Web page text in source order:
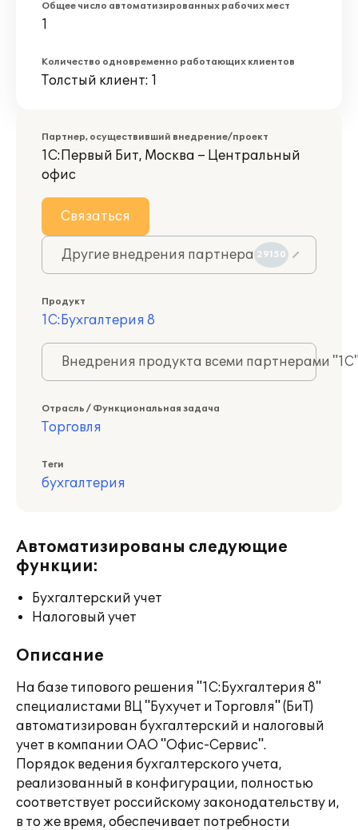
Общее число автоматизированных рабочих мест
1
Количество одновременно работающих клиентов
Толстый клиент: 1
Партнер, осуществивший внедрение/проект
1С:Первый Бит, Москва – Центральный
офис
Связаться
Другие внедрения партнера 29150
Продукт
1С:Бухгалтерия 8
Внедрения продукта всеми партнерами
Отрасль / Функциональная задача
Торговля
Теги
бухгалтерия
Автоматизированы следующие
функции:
Бухгалтерский учет
Налоговый учет
Описание
На базе типового решения "1С:Бухгалтерия 8"
специалистами ВЦ "Бухучет и Торговля" (БиТ)
автоматизирован бухгалтерский и налоговый
учет в компании ОАО "Офис-Сервис".
Порядок ведения бухгалтерского учета,
реализованный в конфигурации, полностью
соответствует российскому законодательству и,
в то же время, обеспечивает потребности